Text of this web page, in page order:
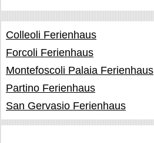
Colleoli Ferienhaus
Forcoli Ferienhaus
Montefoscoli Palaia Ferienhaus
Partino Ferienhaus
San Gervasio Ferienhaus